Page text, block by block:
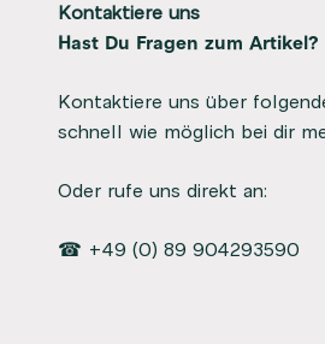
Kontaktiere uns
Hast Du Fragen zum Artikel?
Kontaktiere uns über
schnell wie möglich bei dir
Oder rufe uns direkt an:
☎ +49 (0) 89 904293590